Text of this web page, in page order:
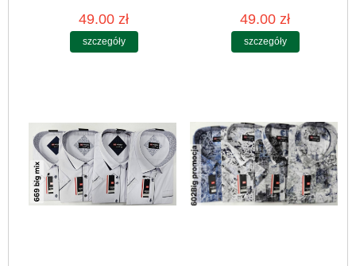
49.00 zł
szczegóły
49.00 zł
szczegóły